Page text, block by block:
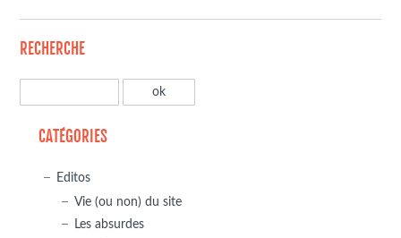
RECHERCHE
CATÉGORIES
Editos
Vie (ou non) du site
Les absurdes